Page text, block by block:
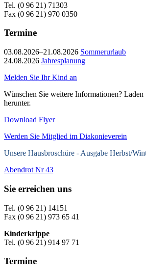
Tel. (0 96 21) 71303
Fax (0 96 21) 970 0350
Termine
03.08.2026–21.08.2026 Sommerurlaub
24.08.2026 Jahresplanung
Melden Sie Ihr Kind an
Wünschen Sie weitere Informationen? Laden
herunter.
Download Flyer
Werden Sie Mitglied im Diakonieverein
Unsere Hausbroschüre - Ausgabe Herbst/
Abendrot Nr 43
Sie erreichen uns
Tel. (0 96 21) 14151
Fax (0 96 21) 973 65 41
Kinderkrippe
Tel. (0 96 21) 914 97 71
Termine